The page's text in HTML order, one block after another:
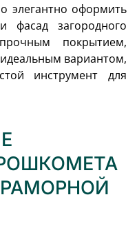
элегантно оформить
фасад загородного
покрытием,
вариантом,
инструмент для